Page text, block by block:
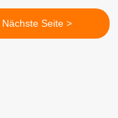
Nächste Seite >